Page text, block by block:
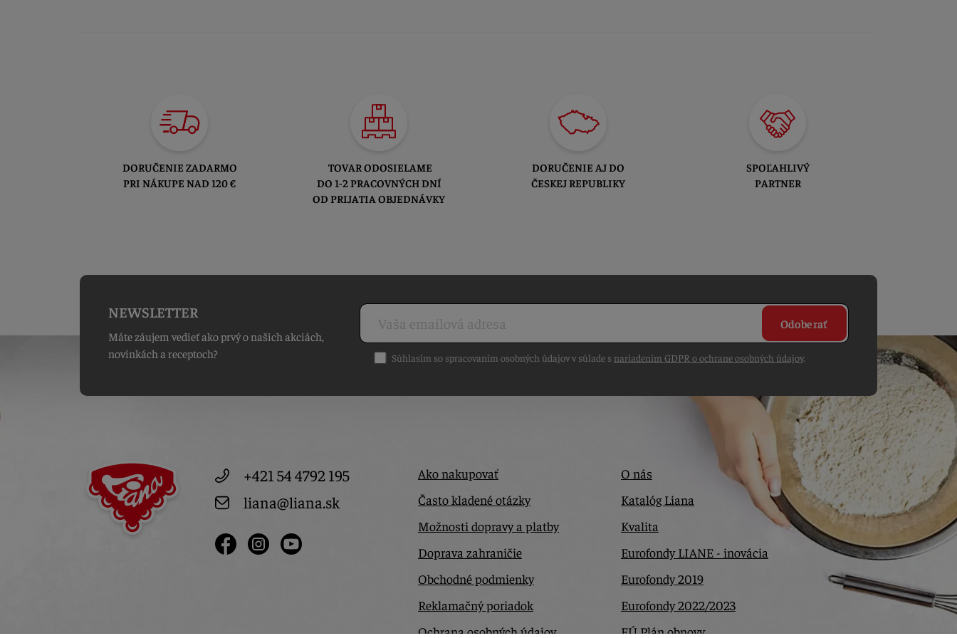
DORUČENIE ZADARMO
PRI NÁKUPE NAD 120 €
TOVAR ODOSIELAME
DO 1-2 PRACOVNÝCH DNÍ
OD PRIJATIA OBJEDNÁVKY
DORUČENIE AJ DO
ČESKEJ REPUBLIKY
SPOĽAHLIVÝ
PARTNER
NEWSLETTER
Máte záujem vedieť ako prvý o našich akciách,
novinkách a receptoch?
Odoberať
Súhlasím so spracovaním osobných údajov v súlade snariadením GDPR o ochrane osobných údajov.
+421 54 4792 195
liana@liana.sk
Ako nakupovať
Často kladené otázky
Možnosti dopravy a platby
Doprava zahraničie
Obchodné podmienky
Reklamačný poriadok
Ochrana osobných údajov
O nás
Katalóg Liana
Kvalita
Eurofondy LIANE - inovácia
Eurofondy 2019
Eurofondy 2022/2023
EÚ Plán obnovy